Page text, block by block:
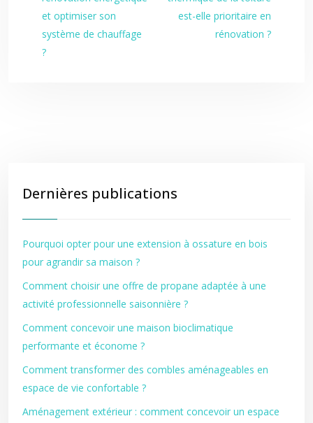
et optimiser son
système de chauffage
?
est-elle prioritaire en
rénovation ?
Dernières publications
Pourquoi opter pour une extension à ossature en bois
pour agrandir sa maison ?
Comment choisir une offre de propane adaptée à une
activité professionnelle saisonnière ?
Comment concevoir une maison bioclimatique
performante et économe ?
Comment transformer des combles aménageables en
espace de vie confortable ?
Aménagement extérieur : comment concevoir un espace